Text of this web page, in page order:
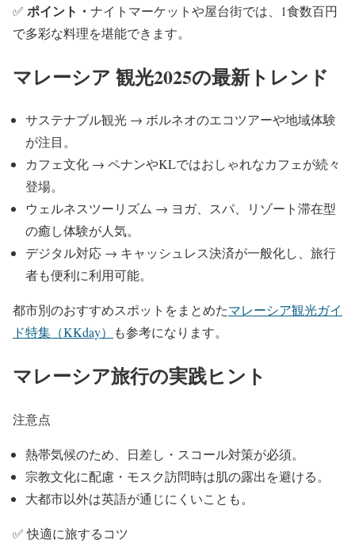
✅ ポイント・ ナイトマーケットや屋台街では、1食数百円
で多彩な料理を堪能できます。
マレーシア 観光2025の最新トレンド
サステナブル観光 → ボルネオのエコツアーや地域体験
が注目。
カフェ文化 → ペナンやKLではおしゃれなカフェが続々
登場。
ウェルネスツーリズム → ヨガ、スパ、リゾート滞在型
の癒し体験が人気。
デジタル対応 → キャッシュレス決済が一般化し、旅行
者も便利に利用可能。
都市別のおすすめスポットをまとめたマレーシア観光ガイ
ド特集（KKday）
も参考になります。
マレーシア旅行の実践ヒント
注意点
熱帯気候のため、日差し・スコール対策が必須。
宗教文化に配慮・モスク訪問時は肌の露出を避ける。
大都市以外は英語が通じにくいことも。
✅ 快適に旅するコツ